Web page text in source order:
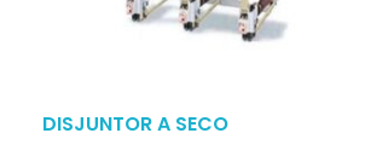
DISJUNTOR A SECO